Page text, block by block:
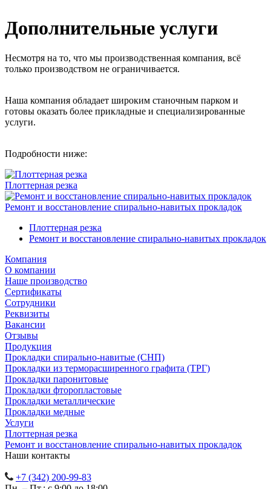
Дополнительные услуги
Несмотря на то, что мы производственная компания, всё
только производством не ограничивается.
Наша компания обладает широким станочным парком и
готовы оказать более прикладные и специализированные
услуги.
Подробности ниже:
Плоттерная резка
Ремонт и восстановление спирально-навитых прокладок
Плоттерная резка
Ремонт и восстановление спирально-навитых прокладок
Компания
О компании
Наше производство
Сертификаты
Сотрудники
Реквизиты
Вакансии
Отзывы
Продукция
Прокладки спирально-навитые (СНП)
Прокладки из терморасширенного графита (ТРГ)
Прокладки паронитовые
Прокладки фторопластовые
Прокладки металлические
Прокладки медные
Услуги
Плоттерная резка
Ремонт и восстановление спирально-навитых прокладок
Наши контакты
+7 (342) 200-99-83